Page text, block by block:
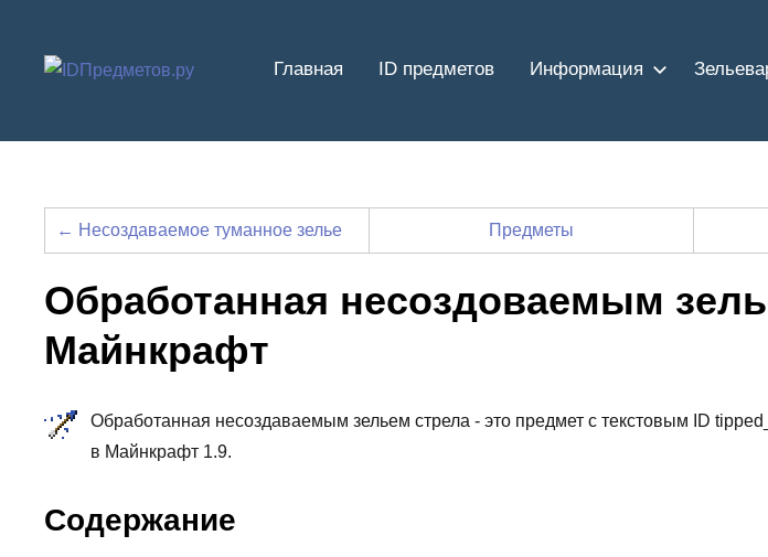
содержимому
Главная ID предметов Информация
← Несоздаваемое туманное зелье Предметы
Обработанная несоздоваемым
Майнкрафт
Обработанная несоздаваемым зельем стрела - это предмет с текстовым ID
в Майнкрафт 1.9.
Содержание